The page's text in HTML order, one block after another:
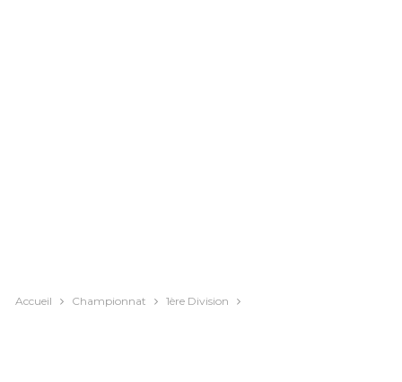
Accueil Championnat 1ère Division